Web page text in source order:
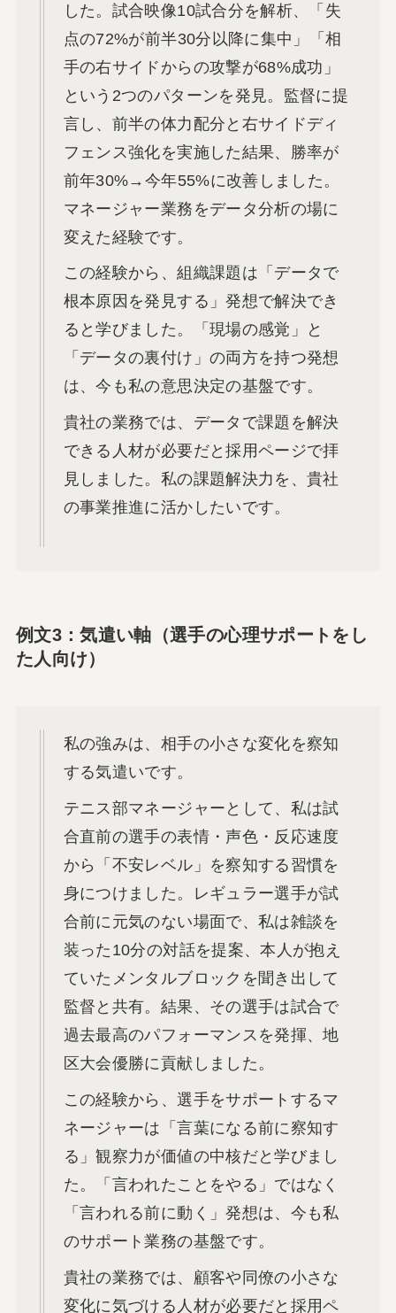
した。試合映像10試合分を解析、「失
点の72%が前半30分以降に集中」「相
手の右サイドからの攻撃が68%成功」
という2つのパターンを発見。監督に提
言し、前半の体力配分と右サイドディ
フェンス強化を実施した結果、勝率が
前年30%→今年55%に改善しました。
マネージャー業務をデータ分析の場に
変えた経験です。
この経験から、組織課題は「データで
根本原因を発見する」発想で解決でき
ると学びました。「現場の感覚」と
「データの裏付け」の両方を持つ発想
は、今も私の意思決定の基盤です。
貴社の業務では、データで課題を解決
できる人材が必要だと採用ページで拝
見しました。私の課題解決力を、貴社
の事業推進に活かしたいです。
例文3：気遣い軸（選手の心理サポートをし
た人向け）
私の強みは、相手の小さな変化を察知
する気遣いです。
テニス部マネージャーとして、私は試
合直前の選手の表情・声色・反応速度
から「不安レベル」を察知する習慣を
身につけました。レギュラー選手が試
合前に元気のない場面で、私は雑談を
装った10分の対話を提案、本人が抱え
ていたメンタルブロックを聞き出して
監督と共有。結果、その選手は試合で
過去最高のパフォーマンスを発揮、地
区大会優勝に貢献しました。
この経験から、選手をサポートするマ
ネージャーは「言葉になる前に察知す
る」観察力が価値の中核だと学びまし
た。「言われたことをやる」ではなく
「言われる前に動く」発想は、今も私
のサポート業務の基盤です。
貴社の業務では、顧客や同僚の小さな
変化に気づける人材が必要だと採用ペ